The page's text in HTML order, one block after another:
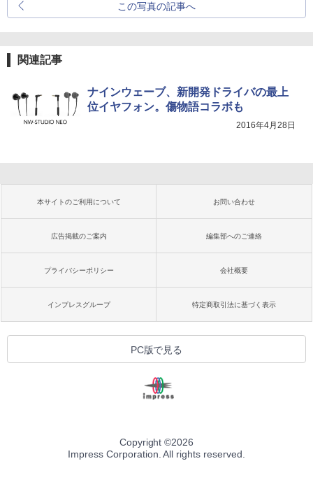
この写真の記事へ
関連記事
ナインウェーブ、新開発ドライバの最上
位イヤフォン。傷物語コラボも
2016年4月28日
本サイトのご利用について お問い合わせ
広告掲載のご案内 編集部へのご連絡
プライバシーポリシー 会社概要
インプレスグループ 特定商取引法に基づく表示
PC版で見る
Copyright ©2026
Impress Corporation. All rights reserved.